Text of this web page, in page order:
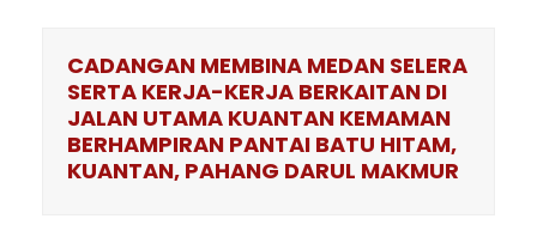
CADANGAN MEMBINA MEDAN SELERA
SERTA KERJA-KERJA BERKAITAN DI
JALAN UTAMA KUANTAN KEMAMAN
BERHAMPIRAN PANTAI BATU HITAM,
KUANTAN, PAHANG DARUL MAKMUR